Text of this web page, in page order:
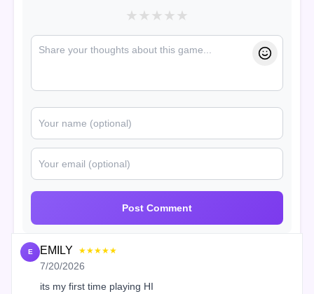
★ ★ ★ ★ ★
Post Comment
E EMILY ★★★★★
7/20/2026
its my first time playing HI